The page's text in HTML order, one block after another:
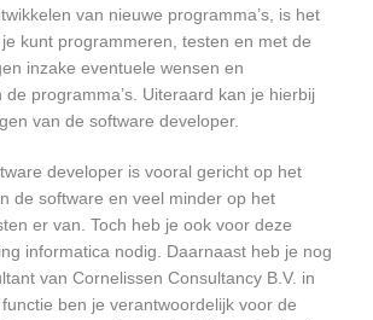
van nieuwe programma’s, is het
kunt programmeren, testen en met de
inzake eventuele wensen en
programma’s. Uiteraard kan je hierbij
van de software developer.
developer is vooral gericht op het
de software en veel minder op het
er van. Toch heb je ook voor deze
informatica nodig. Daarnaast heb je nog
van Cornelissen Consultancy B.V. in
ben je verantwoordelijk voor de